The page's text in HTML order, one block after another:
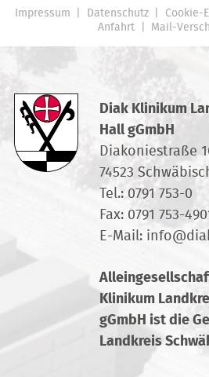
einige Tage vorher
Uptake-Test
wird ambulant an drei
Am ersten Tag erhalten
Probekapsel zu
folgenden Tag erfolgt
und eine Szintigraphie
Schilddrüse. Die
drei bis vier Tage später
Mit diesen Daten
Sie erforderliche Dosis
Aufenthaltes
Untersuchungen sollten
30 Minuten einplanen.
Impressum Datenschutz Cookie-
Anfahrt
Mail-
Diak Klinikum
Hall gGmbH
Diakoniestraße
74523
Tel.: 0791 753-0
Fax: 0791 753-
E-Mail: info@
Klinikum
gGmbH ist die
Landkreis